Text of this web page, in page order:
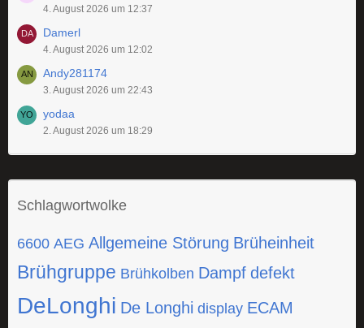
4. August 2026 um 12:37
Damerl
4. August 2026 um 12:02
Andy281174
3. August 2026 um 22:43
yodaa
2. August 2026 um 18:29
Schlagwortwolke
6600 AEG Allgemeine Störung Brüheinheit
Brühgruppe Brühkolben Dampf defekt
DeLonghi De Longhi display ECAM